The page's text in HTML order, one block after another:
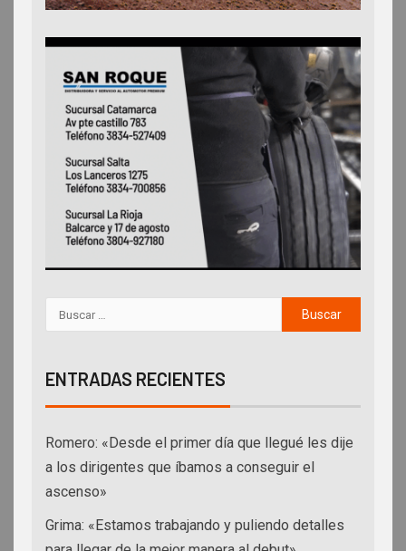
ENTRADAS RECIENTES
Romero: «Desde el primer día que llegué les dije
a los dirigentes que íbamos a conseguir el
ascenso»
Grima: «Estamos trabajando y puliendo detalles